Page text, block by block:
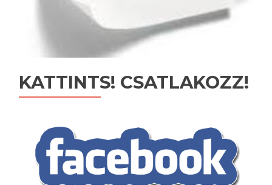
KATTINTS! CSATLAKOZZ!